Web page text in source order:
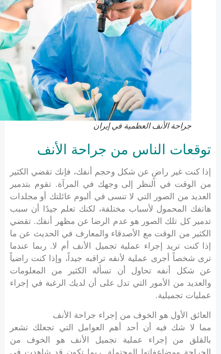
جراحة الأنف العظمية في إيران
توقعات الناس من جراحة الأنف
إذا كنت غير راضٍ عن شكل وحجم أنفك، فإنك تقضي الكثير
من الوقت في النظر إلى وجهك في المرآة. تقوم بتدمير
العديد من الصور التي لا تنسى في ألبوم عائلتك أو مجلدات
هاتفك المحمول لأسباب مختلفة، لكنك تعلم جيدًا أن سبب
تدمير كل تلك الصور هو عدم الرضا عن مظهر أنفك. تقضي
الكثير من الوقت مع الأصدقاء والمعارف في الحديث عن ما
إذا كنت تريد إجراء عملية تجميل الأنف أم لا. ربما عندما
ترى شخصاً أجرى عملية لأنفه تراقبه جيداً، وإذا كنت راضياً
عن شكل أنفه تحاول أن تسأله الكثير من المعلومات
والعديد من الأمور التي تدل على أن لديك الرغبة في إجراء
عمليات تجميلية.
العائق الأول هو الخوف من إجراء جراحة الأنف
مما لا شك فيه أن أحد أهم العوامل التي تجعلك تشعر
بالقلق من إجراء عملية تجميل الأنف هو الخوف من
الجراحة ومضاعفاتها المحتملة. ربما تكون قد شاهدت في